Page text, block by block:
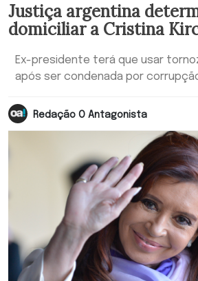
Justiça argentina
domiciliar a Cristina
Ex-presidente terá que usar
após ser condenada por
Redação O Antagonista